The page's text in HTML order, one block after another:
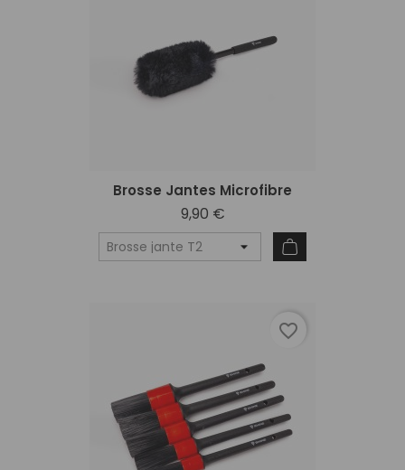
Brosse Jantes Microfibre
9,90 €
favorite_border